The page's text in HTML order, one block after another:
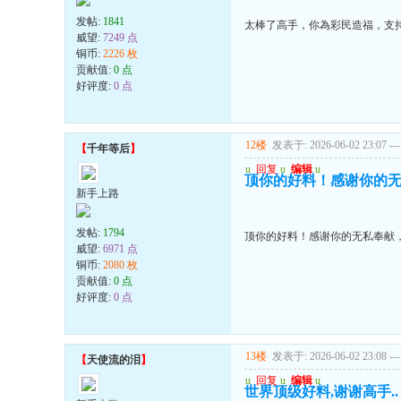
发帖: 1841
威望: 7249 点
铜币: 2226 枚
贡献值: 0 点
好评度: 0 点
太棒了高手，你為彩民造福，支
【千年等后】
新手上路
发帖: 1794
威望: 6971 点
铜币: 2080 枚
贡献值: 0 点
好评度: 0 点
12楼 发表于: 2026-06-02 23:07 ---
u 回复 u 编辑 u
顶你的好料！感谢你的
顶你的好料！感谢你的无私奉献，
【天使流的泪 】 13楼 发表于: 2026-06-02 23:08 ---
u 回复 u 编辑 u
世界顶级好料,谢谢高手..